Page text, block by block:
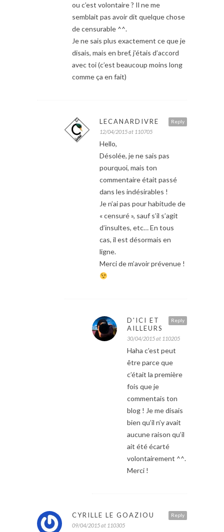
ou c’est volontaire ? Il ne me
semblait pas avoir dit quelque chose
de censurable ^^.
Je ne sais plus exactement ce que je
disais, mais en bref, j’étais d’accord
avec toi (c’est beaucoup moins long
comme ça en fait)
Reply
LECANARDIVRE
12/04/2015 at 110705
Hello,
Désolée, je ne sais pas
pourquoi, mais ton
commentaire était passé
dans les indésirables !
Je n’ai pas pour habitude de
« censuré », sauf s’il s’agit
d’insultes, etc… En tous
cas, il est désormais en
ligne.
Merci de m’avoir prévenue !
Reply
D'ICI ET
AILLEURS
30/04/2015 at 110205
Haha c’est peut
être parce que
c’était la première
fois que je
commentais ton
blog ! Je me disais
bien qu’il n’y avait
aucune raison qu’il
ait été écarté
volontairement ^^.
Merci !
Reply
CYRILLE LE GOAZIOU
09/04/2015 at 110305